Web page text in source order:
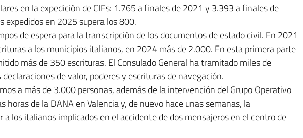
en la expedición de CIEs: 1.765 a finales de 2021 y 3.393 a finales de
expedidos en 2025 supera los 800.
de espera para la transcripción de los documentos de estado civil. En 2021
a los municipios italianos, en 2024 más de 2.000. En esta primera parte
más de 350 escrituras. El Consulado General ha tramitado miles de
de valor, poderes y escrituras de navegación.
a más de 3.000 personas, además de la intervención del Grupo Operativo
horas de la DANA en Valencia y, de nuevo hace unas semanas, la
los italianos implicados en el accidente de dos mensajeros en el centro de